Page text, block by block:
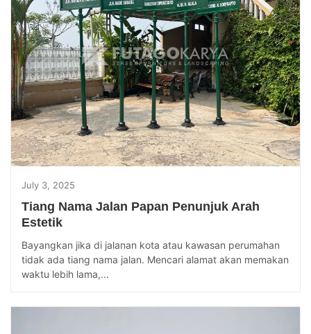
July 3, 2025
Tiang Nama Jalan Papan Penunjuk Arah
Estetik
Bayangkan jika di jalanan kota atau kawasan perumahan
tidak ada tiang nama jalan. Mencari alamat akan memakan
waktu lebih lama,...